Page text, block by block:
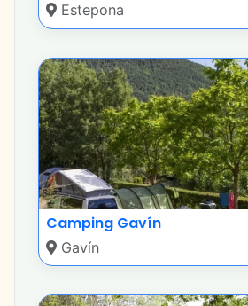
Estepona
Camping Gavín
Gavín